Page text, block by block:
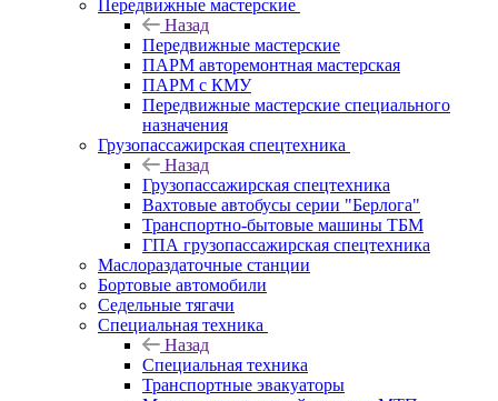
Передвижные мастерские
Назад
Передвижные мастерские
ПАРМ авторемонтная мастерская
ПАРМ с КМУ
Передвижные мастерские специального
назначения
Грузопассажирская спецтехника
Назад
Грузопассажирская спецтехника
Вахтовые автобусы серии "Берлога"
Транспортно-бытовые машины ТБМ
ГПА грузопассажирская спецтехника
Маслораздаточные станции
Бортовые автомобили
Седельные тягачи
Специальная техника
Назад
Специальная техника
Транспортные эвакуаторы